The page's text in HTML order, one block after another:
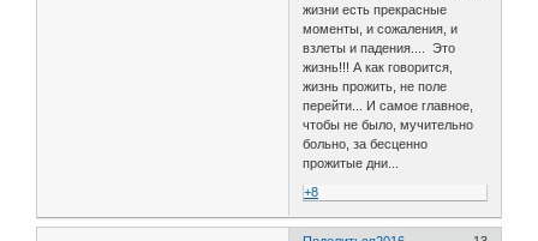
жизни есть прекрасные
моменты, и сожаления, и
взлеты и падения.... Это
жизнь!!! А как говорится,
жизнь прожить, не поле
перейти... И самое главное,
чтобы не было, мучительно
больно, за бесценно
прожитые дни...
+8